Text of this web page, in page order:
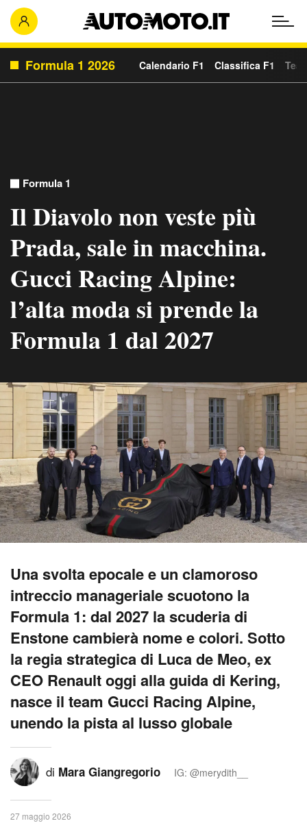
Formula 1 2026 Calendario F1 Classifica F1
Formula 1
Il Diavolo non veste più
Prada, sale in macchina.
Gucci Racing Alpine:
l’alta moda si prende la
Formula 1 dal 2027
Una svolta epocale e un clamoroso
intreccio manageriale scuotono la
Formula 1: dal 2027 la scuderia di
Enstone cambierà nome e colori. Sotto
la regia strategica di Luca de Meo, ex
CEO Renault oggi alla guida di Kering,
nasce il team Gucci Racing Alpine,
unendo la pista al lusso globale
di Mara Giangregorio IG: @merydith__
27 maggio 2026